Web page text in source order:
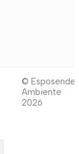
© Esposende
Ambiente
2026